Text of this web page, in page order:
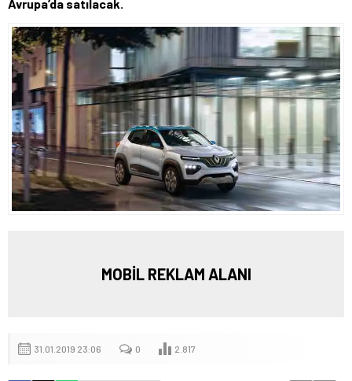
Avrupa’da satılacak.
MOBİL REKLAM ALANI
31.01.2019 23:06 0 2.817